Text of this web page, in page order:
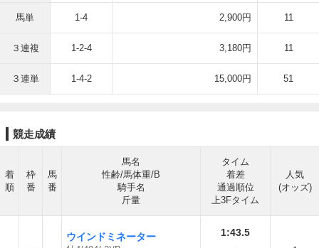
馬単 1-4 2,900円 11
３連複 1-2-4 3,180円 11
３連単 1-4-2 15,000円 51
競走成績
着
順
枠
番
馬
番
馬名
性齢/馬体重/B
騎手名
斤量
タイム
着差
通過順位
上3Fタイム
人気
(オッズ)
ウインドミネーター 1:43.5